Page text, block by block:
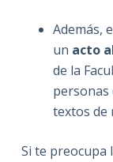
Además,
un acto
de la
personas
textos de
Si te preocupa